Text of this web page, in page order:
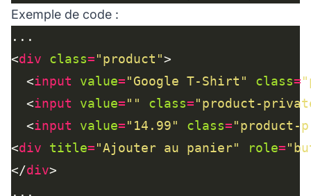
Exemple de code :
<div class="product"
  <
input value="Google T-Shirt" class=
  <
input value="" class="product-
  <
input value="14.99" class="product-
<div title="Ajouter au panier" role=
</div